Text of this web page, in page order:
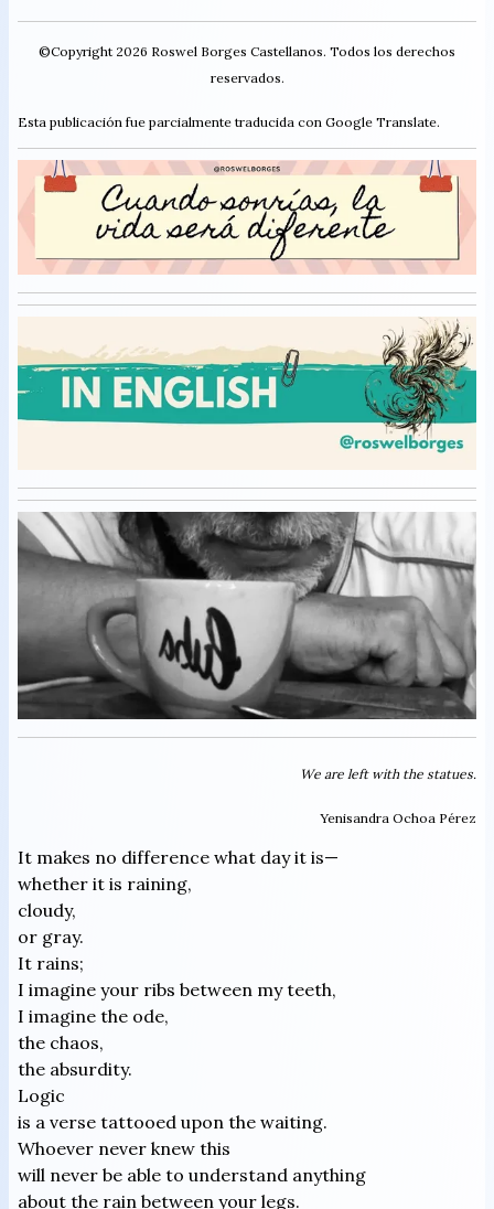
©Copyright 2026 Roswel Borges Castellanos. Todos los derechos
reservados.
Esta publicación fue parcialmente traducida con Google Translate.
We are left with the statues.
Yenisandra Ochoa Pérez
It makes no difference what day it is—
whether it is raining,
cloudy,
or gray.
It rains;
I imagine your ribs between my teeth,
I imagine the ode,
the chaos,
the absurdity.
Logic
is a verse tattooed upon the waiting.
Whoever never knew this
will never be able to understand anything
about the rain between your legs.